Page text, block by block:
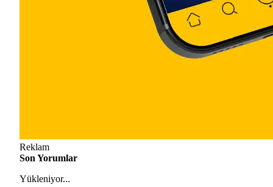
Reklam
Son Yorumlar
Yükleniyor...